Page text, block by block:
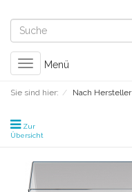
Toggle
navigation
Menü
Sie sind hier: Nach Hersteller
Zur
Übersicht